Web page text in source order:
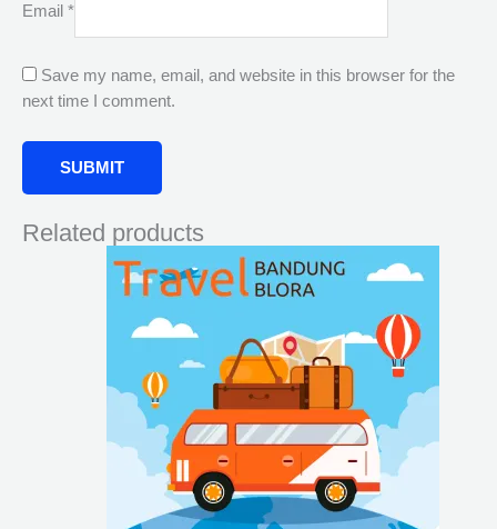
Email *
Save my name, email, and website in this browser for the
next time I comment.
Related products